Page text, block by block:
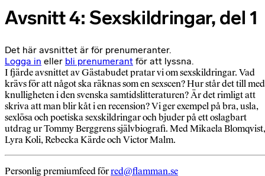
Avsnitt 4: Sexskildringar, del 1
Det här avsnittet är för prenumeranter.
Logga in eller bli prenumerant för att lyssna.
I fjärde avsnittet av Gästabudet pratar vi om sexskildringar. Vad
krävs för att något ska räknas som en sexscen? Hur står det till med
knulligheten i den svenska samtidslitteraturen? Är det rimligt att
skriva att man blir kåt i en recension? Vi ger exempel på bra, usla,
sexlösa och poetiska sexskildringar och bjuder på ett oslagbart
utdrag ur Tommy Berggrens självbiografi. Med Mikaela Blomqvist,
Lyra Koli, Rebecka Kärde och Victor Malm.
Personlig premiumfeed förred@flamman.se